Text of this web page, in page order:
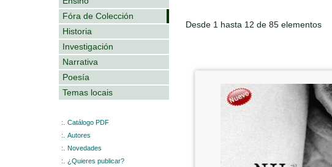
Fóra de Colección
Historia
Investigación
Narrativa
Poesía
Temas locais
:.
Catálogo PDF
:.
Autores
:.
Novedades
:.
¿Quieres publicar?
Desde 1 hasta 12 de 85 elementos